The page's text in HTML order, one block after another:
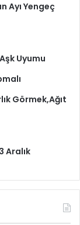
Ayı Yengeç
Uyumu
Görmek,Ağıt
Aralık